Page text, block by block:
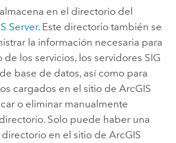
en el directorio del
Server. Este directorio también se
la información necesaria para
los servicios, los servidores SIG
base de datos, así como para
cargados en el sitio de ArcGIS
o eliminar manualmente
Solo puede haber una
en el sitio de ArcGIS